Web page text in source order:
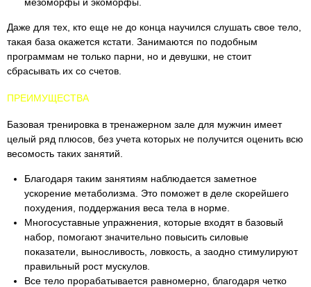
Даже для тех, кто еще не до конца научился слушать свое тело,
такая база окажется кстати. Занимаются по подобным
программам не только парни, но и девушки, не стоит
сбрасывать их со счетов.
ПРЕИМУЩЕСТВА
Базовая тренировка в тренажерном зале для мужчин имеет
целый ряд плюсов, без учета которых не получится оценить всю
весомость таких занятий.
Благодаря таким занятиям наблюдается заметное
ускорение метаболизма. Это поможет в деле скорейшего
похудения, поддержания веса тела в норме.
Многосуставные упражнения, которые входят в базовый
набор, помогают значительно повысить силовые
показатели, выносливость, ловкость, а заодно стимулируют
правильный рост мускулов.
Все тело прорабатывается равномерно, благодаря четко